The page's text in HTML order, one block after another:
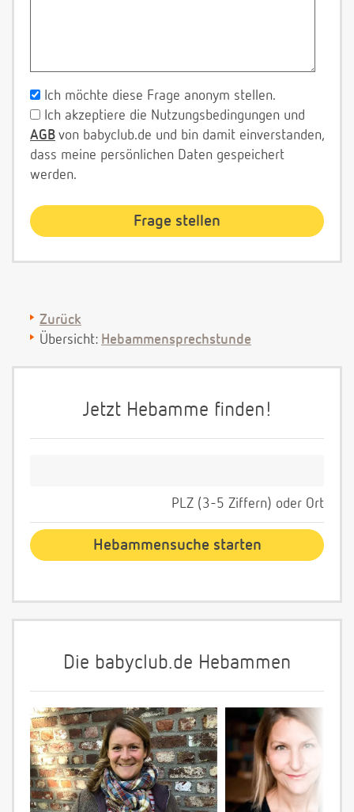
Ich möchte diese Frage anonym stellen.
Ich akzeptiere die Nutzungsbedingungen und
AGB von babyclub.de und bin damit einverstanden,
dass meine persönlichen Daten gespeichert
werden.
Zurück
Übersicht: Hebammensprechstunde
Jetzt Hebamme finden!
PLZ (3-5 Ziffern) oder Ort
Die babyclub.de Hebammen